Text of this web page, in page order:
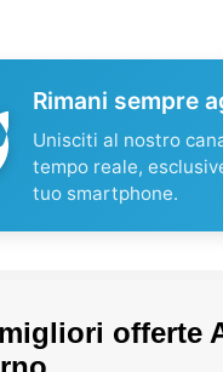
Rimani sempre
Unisciti al nostro
tempo reale,
tuo smartphone.